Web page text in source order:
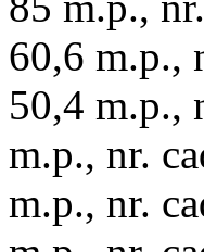
60,6 m.p.,
50,4 m.p.,
m.p., nr.
m.p., nr.